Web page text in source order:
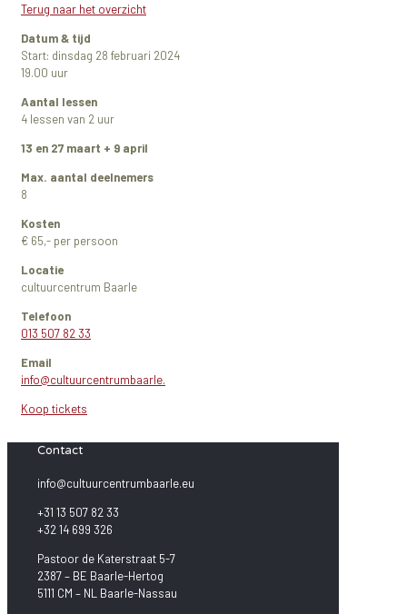
Terug naar het overzicht
Datum & tijd
Start: dinsdag 28 februari 2024
19.00 uur
Aantal lessen
4 lessen van 2 uur
13 en 27 maart + 9 april
Max. aantal deelnemers
8
Kosten
€ 65,- per persoon
Locatie
cultuurcentrum Baarle
Telefoon
013 507 82 33
Email
info@cultuurcentrumbaarle.
Koop tickets
Contact
info@cultuurcentrumbaarle.eu
+31 13 507 82 33
+32 14 699 326
Pastoor de Katerstraat 5-7
2387 – BE Baarle-Hertog
5111 CM – NL Baarle-Nassau